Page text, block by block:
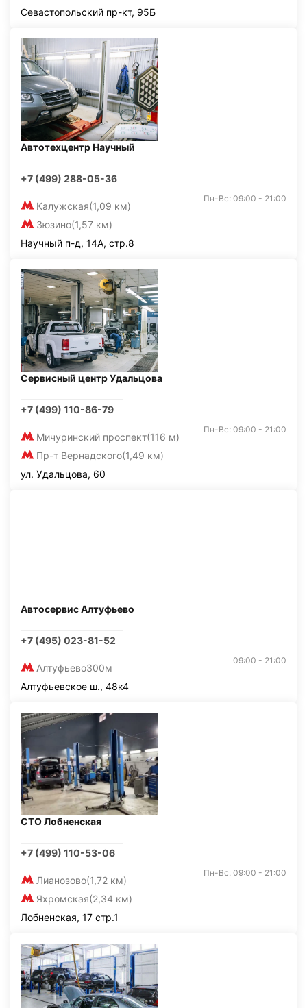
Севастопольский пр-кт, 95Б
Автотехцентр Научный
+7 (499) 288-05-36
Калужская(1,09 км)
Зюзино(1,57 км)
Пн-Вс: 09:00 - 21:00
Научный п-д, 14А, стр.8
Сервисный центр Удальцова
+7 (499) 110-86-79
Мичуринский проспект(116 м)
Пр-т Вернадского(1,49 км)
Пн-Вс: 09:00 - 21:00
ул. Удальцова, 60
Автосервис Алтуфьево
+7 (495) 023-81-52
Алтуфьево300м
09:00 - 21:00
Алтуфьевское ш., 48к4
СТО Лобненская
+7 (499) 110-53-06
Лианозово(1,72 км)
Яхромская(2,34 км)
Пн-Вс: 09:00 - 21:00
Лобненская, 17 стр.1